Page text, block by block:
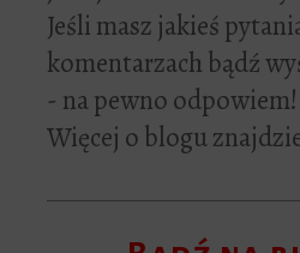
Jeśli masz jakieś
komentarzach bądź
- na pewno odpowiem!
Więcej o blogu